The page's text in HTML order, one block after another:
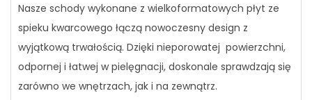
Nasze schody wykonane z wielkoformatowych płyt ze
spieku kwarcowego łączą nowoczesny design z
wyjątkową trwałością. Dzięki nieporowatej powierzchni,
odpornej i łatwej w pielęgnacji, doskonale sprawdzają się
zarówno we wnętrzach, jak i na zewnątrz.